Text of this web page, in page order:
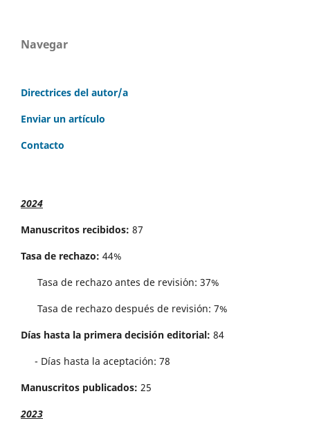
Navegar
Directrices del autor/a
Enviar un artículo
Contacto
2024
Manuscritos recibidos: 87
Tasa de rechazo: 44%
Tasa de rechazo antes de revisi´on: 37%
Tasa de rechazo después de revisión: 7%
Días hasta la primera decisión editorial: 84
- Días hasta la aceptación: 78
Manuscritos publicados: 25
2023